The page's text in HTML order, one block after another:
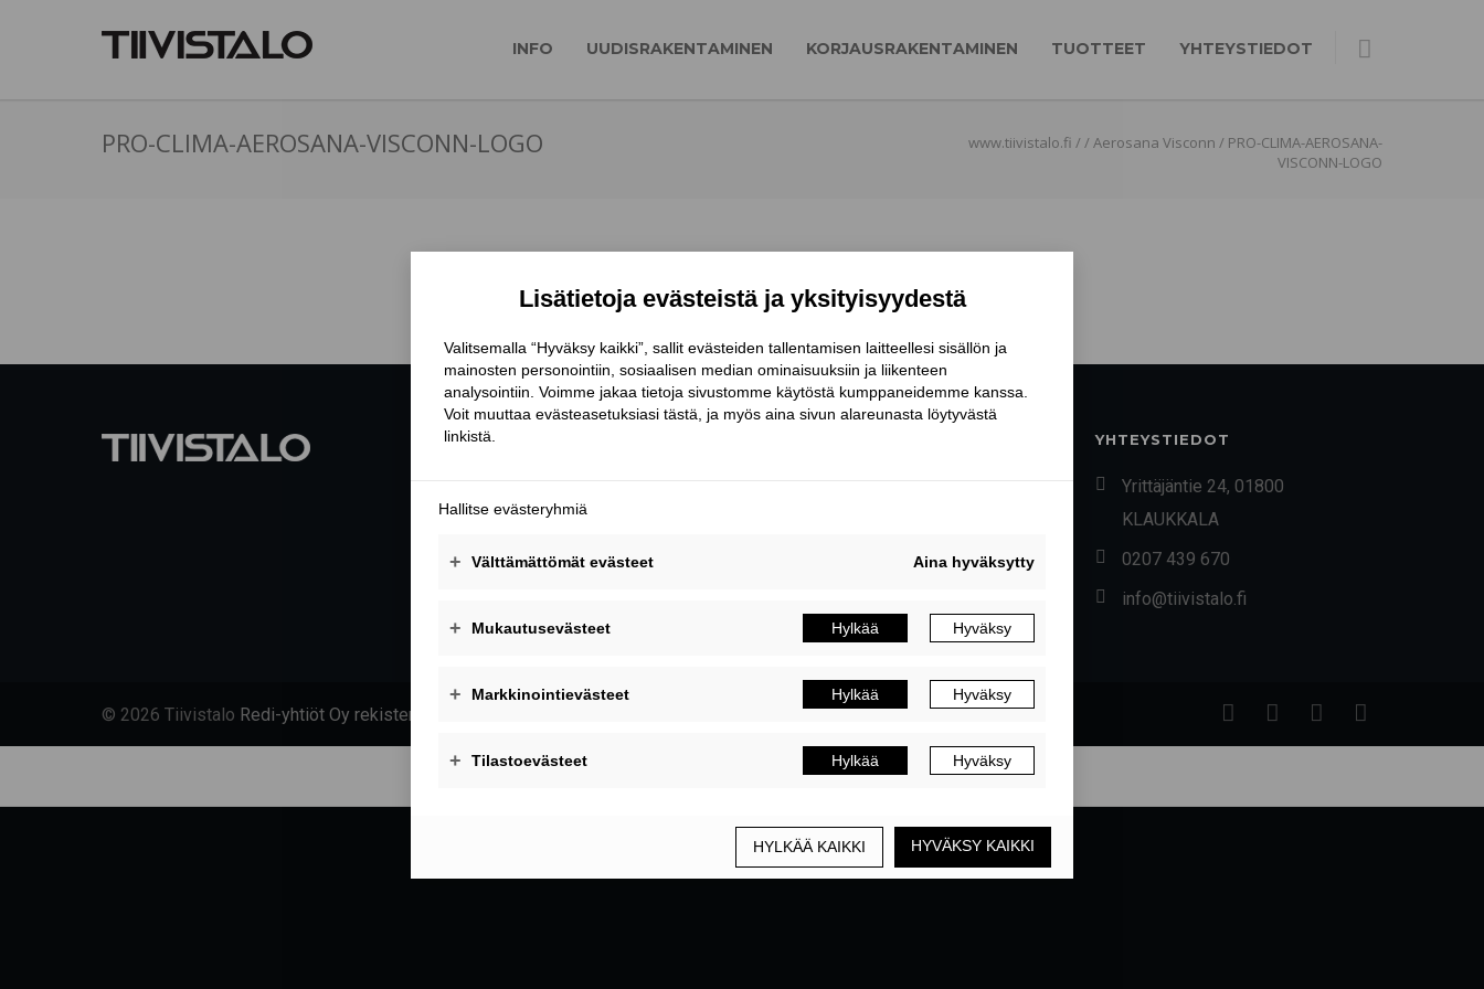
INFO UUDISRAKENTAMINEN KORJAUSRAKENTAMINEN TUOTTEET YHTEYSTIEDOT
PRO-CLIMA-AEROSANA-VISCONN-LOGO www.tiivistalo.fi //Aerosana Visconn / PRO-CLIMA-AEROSANA-
VISCONN-LOGO
YHTEYSTIEDOT
Yrittäjäntie 24, 01800
KLAUKKALA
0207 439 670
info@tiivistalo.fi
© 2026 Tiivistalo Redi-yhtiöt Oy rekisteriseloste
MUOKKAA EVÄSTEASETUKSIA